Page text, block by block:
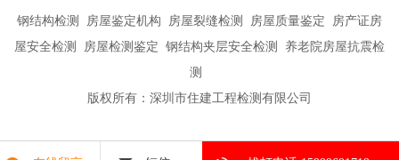
钢结构检测 房屋鉴定机构 房屋裂缝检测 房屋质量鉴定 房产证房
屋安全检测 房屋检测鉴定 钢结构夹层安全检测 养老院房屋抗震检
测
版权所有：深圳市住建工程检测有限公司